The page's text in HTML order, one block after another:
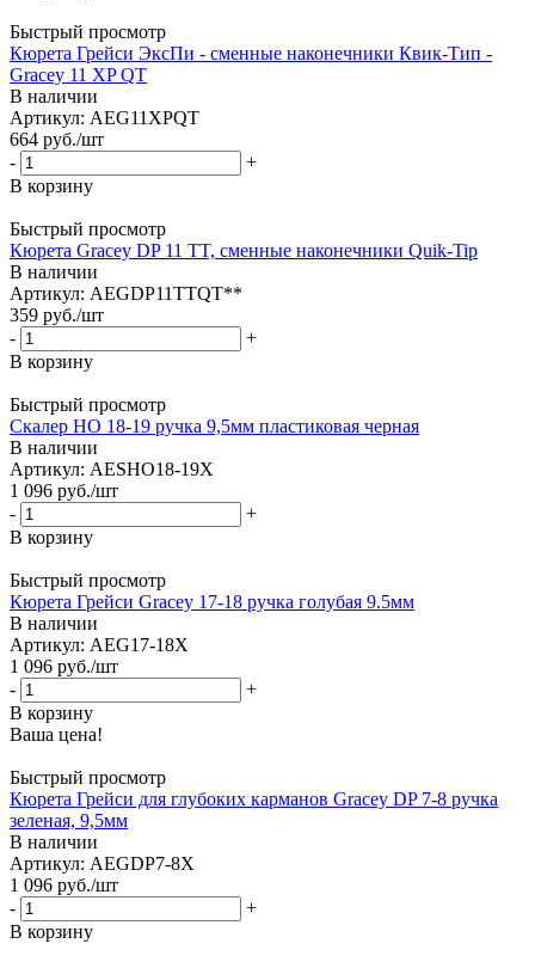
Быстрый просмотр
Кюрета Грейси ЭксПи - сменные наконечники Квик-Тип -
Gracey 11 XP QT
В наличии
Артикул: AEG11XPQT
664 руб./шт
-
+
В корзину
Быстрый просмотр
Кюрета Gracey DP 11 TT, сменные наконечники Quik-Tip
В наличии
Артикул: AEGDP11TTQT**
359 руб./шт
-
+
В корзину
Быстрый просмотр
Скалер HO 18-19 ручка 9,5мм пластиковая черная
В наличии
Артикул: AESHO18-19X
1 096 руб./шт
-
+
В корзину
Быстрый просмотр
Кюрета Грейси Gracey 17-18 ручка голубая 9.5мм
В наличии
Артикул: AEG17-18X
1 096 руб./шт
-
+
В корзину
Ваша цена!
Быстрый просмотр
Кюрета Грейси для глубоких карманов Gracey DP 7-8 ручка
зеленая, 9,5мм
В наличии
Артикул: AEGDP7-8X
1 096 руб./шт
-
+
В корзину